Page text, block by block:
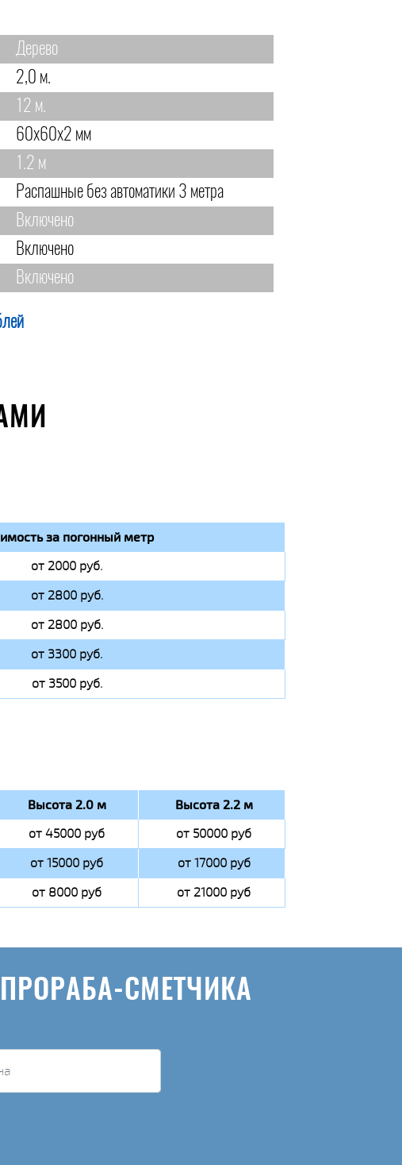
Дерево
2,0 м.
12 м.
60х60х2 мм
1.2 м
Распашные без автоматики 3 метра
Включено
Включено
Включено
за погонный метр
от 2000 руб.
от 2800 руб.
от 2800 руб.
от 3300 руб.
от 3500 руб.
Высота 2.0 м Высота 2.2 м
от 45000 руб
от 50000 руб
от 15000 руб
от 17000 руб
от 8000 руб от 21000 руб
СМЕТЧИКА